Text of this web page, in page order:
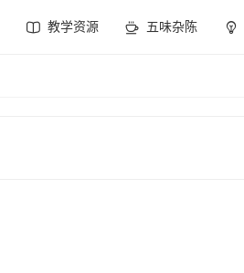
教学资源 五味杂陈